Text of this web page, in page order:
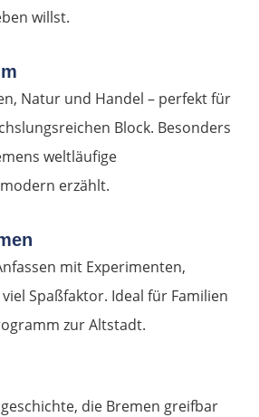
willst.
Natur und Handel – perfekt für
Block. Besonders
weltläufige
erzählt.
mit Experimenten,
Spaßfaktor. Ideal für Familien
zur Altstadt.
die Bremen greifbar
an der Ilm